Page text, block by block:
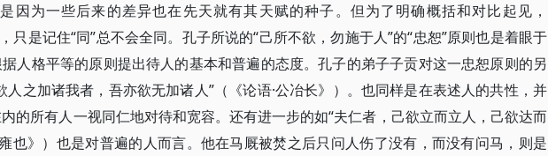
因为一些后来的差异也在先天就有其天赋的种子。但为了明确概括和对比起见，
只是记住“同”总不会全同。孔子所说的“己所不欲，勿施于人”的“忠恕”原则也是着眼于
人格平等的原则提出待人的基本和普遍的态度。孔子的弟子子贡对这一忠恕原则的另
人之加诸我者，吾亦欲无加诸人”（《论语·公冶长》）。也同样是在表述人的共性，并
的所有人一视同仁地对待和宽容。还有进一步的如“夫仁者，己欲立而立人，己欲达而
也》）也是对普遍的人而言。他在马厩被焚之后只问人伤了没有，而没有问马，则是